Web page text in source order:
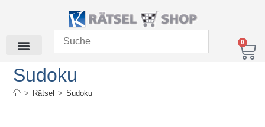
0
Sudoku
> Rätsel > Sudoku